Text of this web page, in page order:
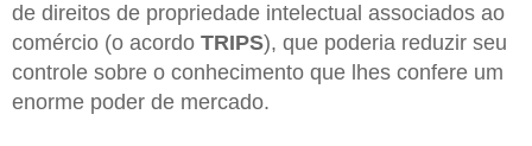
de direitos de propriedade intelectual associados ao
comércio (o acordo TRIPS), que poderia reduzir seu
controle sobre o conhecimento que lhes confere um
enorme poder de mercado.